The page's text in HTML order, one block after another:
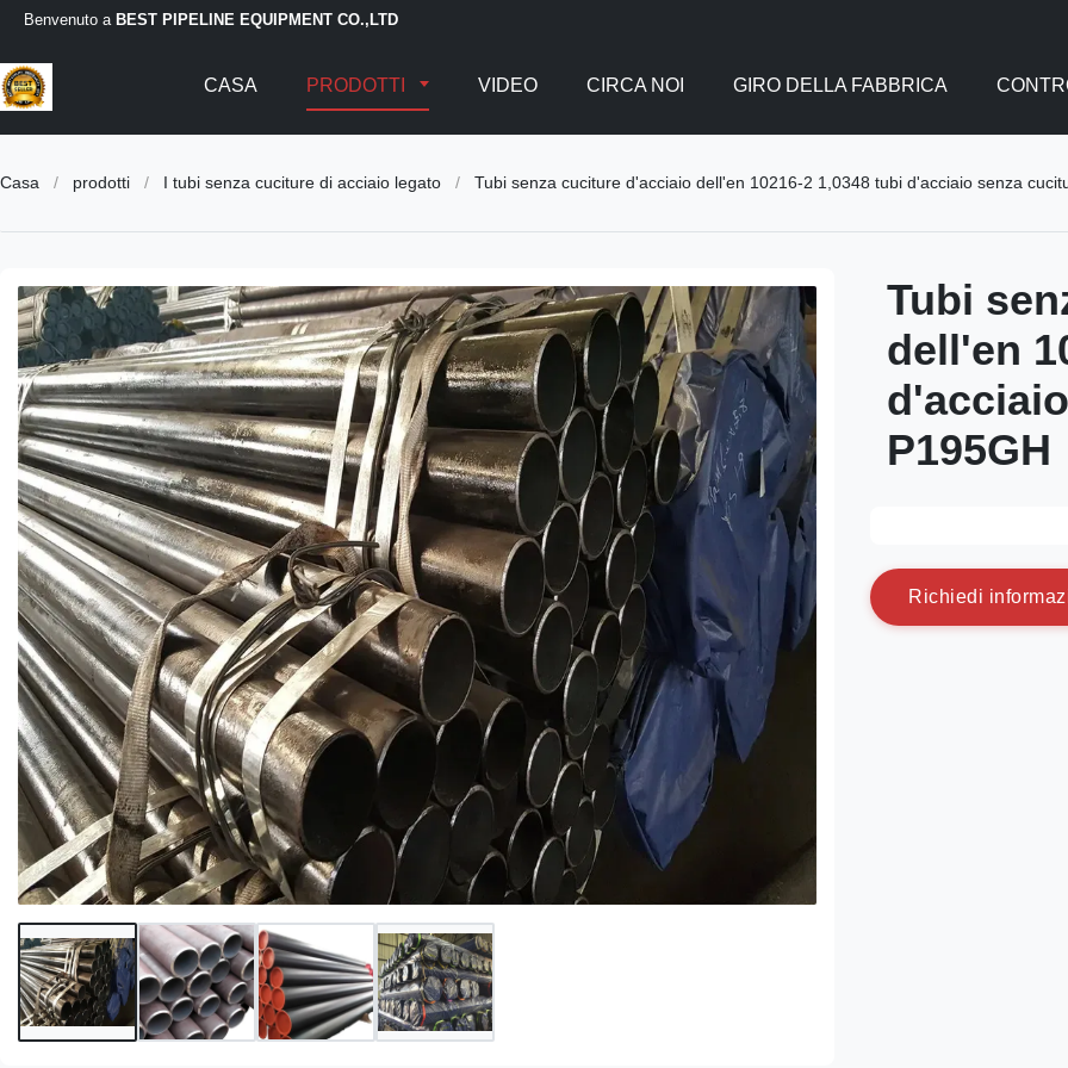
Benvenuto a BEST PIPELINE EQUIPMENT CO.,LTD
CASA PRODOTTI VIDEO CIRCA NOI GIRO DELLA FABBRICA
Casa / prodotti / I tubi senza cuciture di acciaio legato / Tubi senza cuciture d'acciaio dell'en 10216-2 1,0348 tubi d'acciaio senza
Tubi
dell'en
P195GH
Richied i informaz